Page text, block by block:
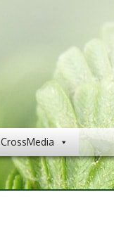
CrossMedia